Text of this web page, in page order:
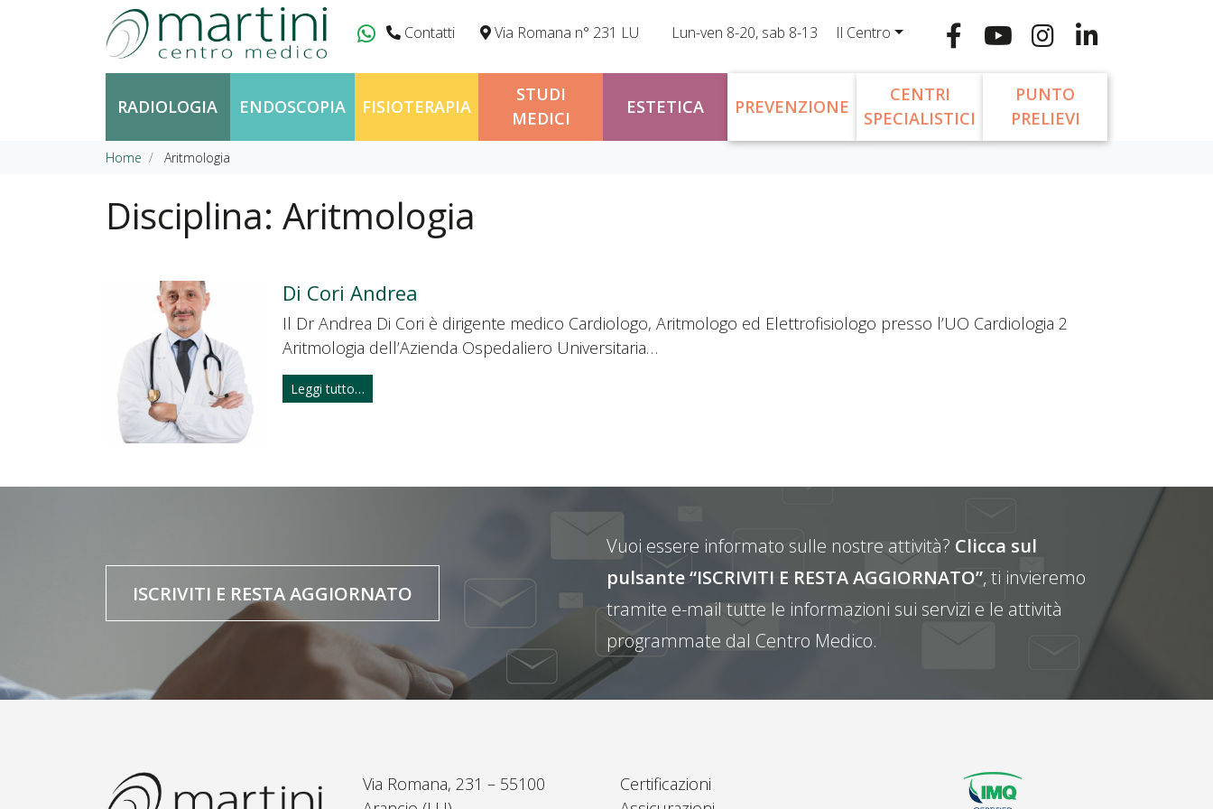
Vai al contenuto
Contatti Via Romana n° 231 LU Lun-ven 8-20, sab 8-13 Il Centro
RADIOLOGIA ENDOSCOPIA FISIOTERAPIA
STUDI
MEDICI
ESTETICA PREVENZIONE
CENTRI
SPECIALISTICI
PUNTO
PRELIEVI
Home Aritmologia
Disciplina: Aritmologia
Di Cori Andrea
Il Dr Andrea Di Cori è dirigente medico Cardiologo, Aritmologo ed Elettrofisiologo presso l’UO Cardiologia 2
Aritmologia dell’Azienda Ospedaliero Universitaria…
Leggi tutto…
ISCRIVITI E RESTA AGGIORNATO
Vuoi essere informato sulle nostre attività? Clicca sul
pulsante “ISCRIVITI E RESTA AGGIORNATO”, ti invieremo
tramite e-mail tutte le informazioni sui servizi e le attività
programmate dal Centro Medico.
Via Romana, 231 – 55100
Certificazioni